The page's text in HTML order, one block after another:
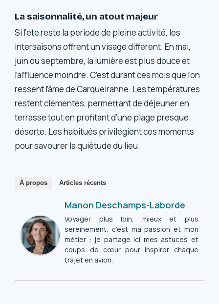
La saisonnalité, un atout majeur
Si l’été reste la période de pleine activité, les
intersaisons offrent un visage différent. En mai,
juin ou septembre, la lumière est plus douce et
l’affluence moindre. C’est durant ces mois que l’on
ressent l’âme de Carqueiranne. Les températures
restent clémentes, permettant de déjeuner en
terrasse tout en profitant d’une plage presque
déserte. Les habitués privilégient ces moments
pour savourer la quiétude du lieu.
À propos Articles récents
Manon Deschamps-Laborde
Voyager plus loin, mieux et plus
sereinement, c’est ma passion et mon
métier : je partage ici mes astuces et
coups de cœur pour inspirer chaque
trajet en avion.